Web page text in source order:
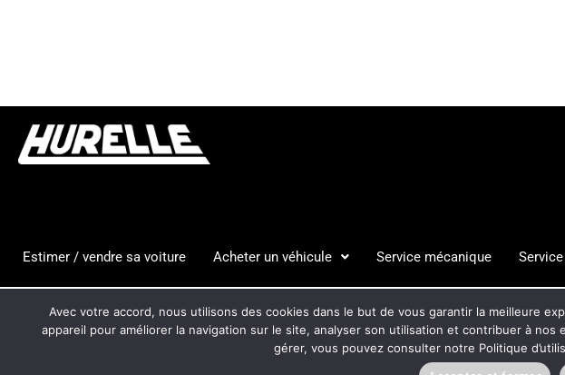
Estimer / vendre sa voiture Acheter un véhicule Service mécanique
HURELLE
AUTOMOBILES
CGV MENTIONS LÉGALES
Pensez à
Avec votre accord, nous utilisons des cookies dans le but de vous garantir la meilleure
appareil pour améliorer la navigation sur le site, analyser son utilisation et contribuer à
gérer, vous pouvez consulter notre Politique